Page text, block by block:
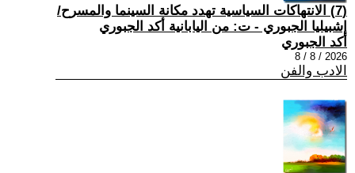
(7) الانتهاكات السياسية تهدد مكانة السينما والمسرح/
إشبيليا الجبوري - ت: من اليابانية أكد الجبوري
أكد الجبوري
2026 / 8 / 8
الادب والفن